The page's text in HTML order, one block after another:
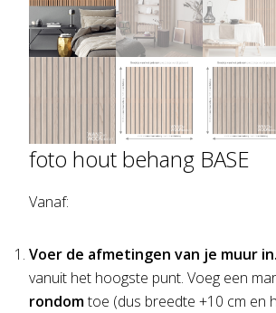
foto hout behang BASE
Vanaf:
Voer de afmetingen van je muur in.
vanuit het hoogste punt. Voeg een
rondomtoe (dus breedte +10 cm en